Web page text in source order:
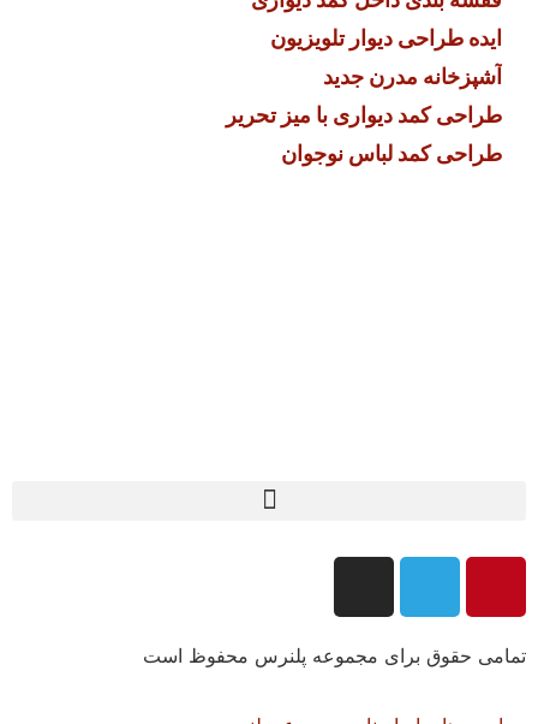
ایده طراحی دیوار تلویزیون
آشپزخانه مدرن جدید
طراحی کمد دیواری با میز تحریر
طراحی کمد لباس نوجوان
تمامی حقوق برای مجموعه پلنرس محفوظ است